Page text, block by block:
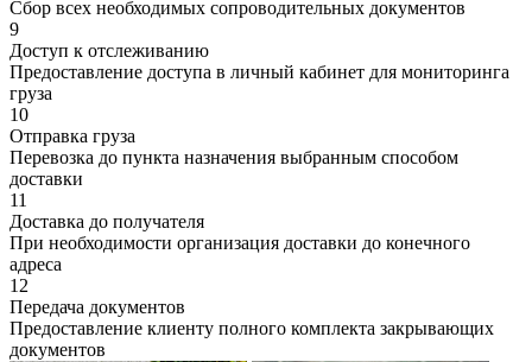
Сбор всех необходимых сопроводительных документов
9
Доступ к отслеживанию
Предоставление доступа в личный кабинет для мониторинга
груза
10
Отправка груза
Перевозка до пункта назначения выбранным способом
доставки
11
Доставка до получателя
При необходимости организация доставки до конечного
адреса
12
Передача документов
Предоставление клиенту полного комплекта закрывающих
документов